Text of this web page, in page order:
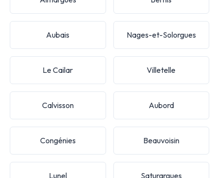
Aubais Nages-et-Solorgues
Le Cailar Villetelle
Calvisson Aubord
Congénies Beauvoisin
Lunel Saturargues